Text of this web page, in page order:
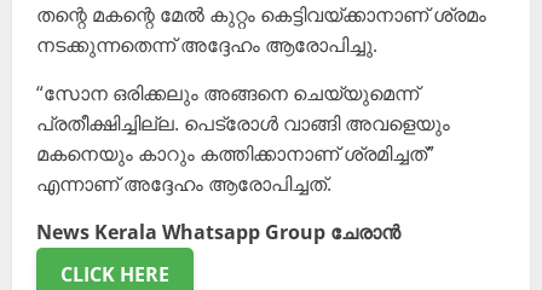
തന്റെ മകന്റെ മേൽ കുറ്റം കെട്ടിവയ്ക്കാനാണ് ശ്രമം
നടക്കുന്നതെന്ന് അദ്ദേഹം ആരോപിച്ചു.
“സോന ഒരിക്കലും അങ്ങനെ ചെയ്യുമെന്ന്
പ്രതീക്ഷിച്ചില്ല. പെട്രോൾ വാങ്ങി അവളെയും
മകനെയും കാറും കത്തിക്കാനാണ് ശ്രമിച്ചത്”
എന്നാണ് അദ്ദേഹം ആരോപിച്ചത്.
News Kerala Whatsapp Group ചേരാൻ
CLICK HERE